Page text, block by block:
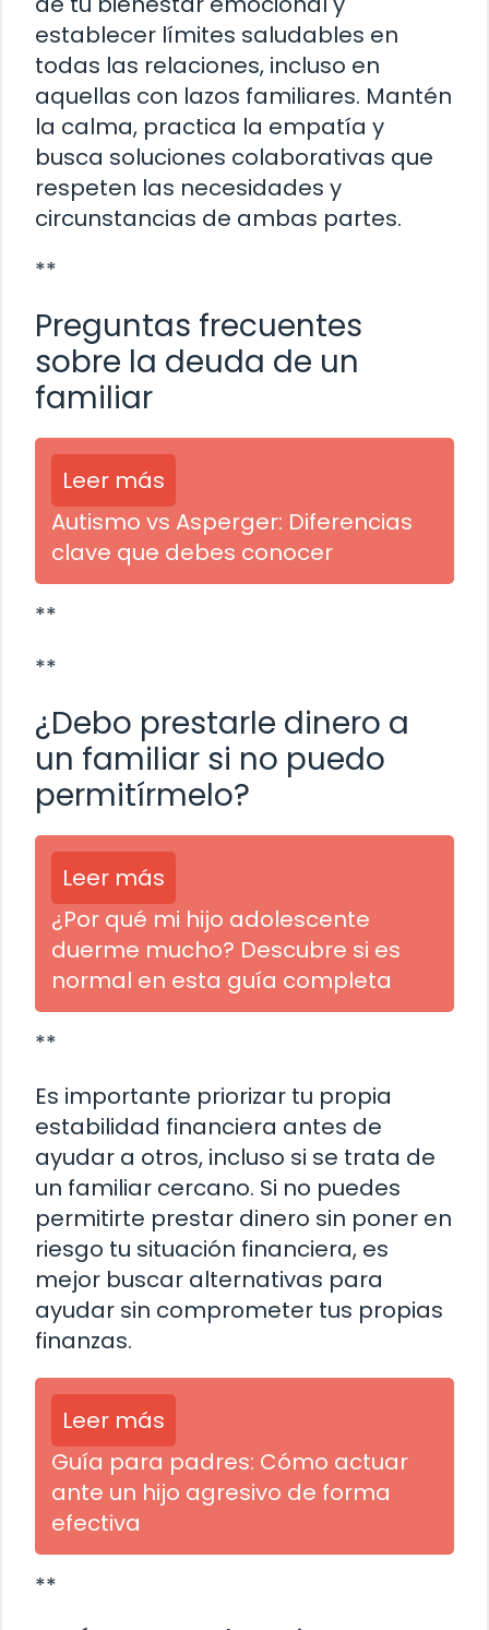
establecer límites saludables en
todas las relaciones, incluso en
aquellas con lazos familiares. Mantén
la calma, practica la empatía y
busca soluciones colaborativas que
respeten las necesidades y
circunstancias de ambas partes.
**
Preguntas frecuentes
sobre la deuda de un
familiar
Leer más
Autismo vs Asperger: Diferencias
clave que debes conocer
**
**
¿Debo prestarle dinero a
un familiar si no puedo
permitírmelo?
Leer más
¿Por qué mi hijo adolescente
duerme mucho? Descubre si es
normal en esta guía completa
**
Es importante priorizar tu propia
estabilidad financiera antes de
ayudar a otros, incluso si se trata de
un familiar cercano. Si no puedes
permitirte prestar dinero sin poner en
riesgo tu situación financiera, es
mejor buscar alternativas para
ayudar sin comprometer tus propias
finanzas.
Leer más
Guía para padres: Cómo actuar
ante un hijo agresivo de forma
efectiva
**